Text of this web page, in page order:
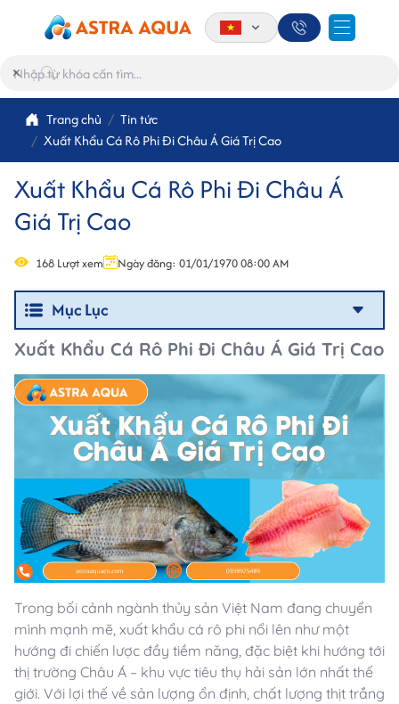
×
Trang chủ
Tin tức
Xuất Khẩu Cá Rô Phi Đi Châu Á Giá Trị Cao
Xuất Khẩu Cá Rô Phi Đi Châu Á
Giá Trị Cao
168 Lượt xem Ngày đăng: 01/01/1970 08:00 AM
Mục Lục
Xuất Khẩu Cá Rô Phi Đi Châu Á Giá Trị Cao
Trong bối cảnh ngành thủy sản Việt Nam đang chuyển
mình mạnh mẽ, xuất khẩu cá rô phi nổi lên như một
hướng đi chiến lược đầy tiềm năng, đặc biệt khi hướng tới
thị trường Châu Á – khu vực tiêu thụ hải sản lớn nhất thế
giới. Với lợi thế về sản lượng ổn định, chất lượng thịt trắng